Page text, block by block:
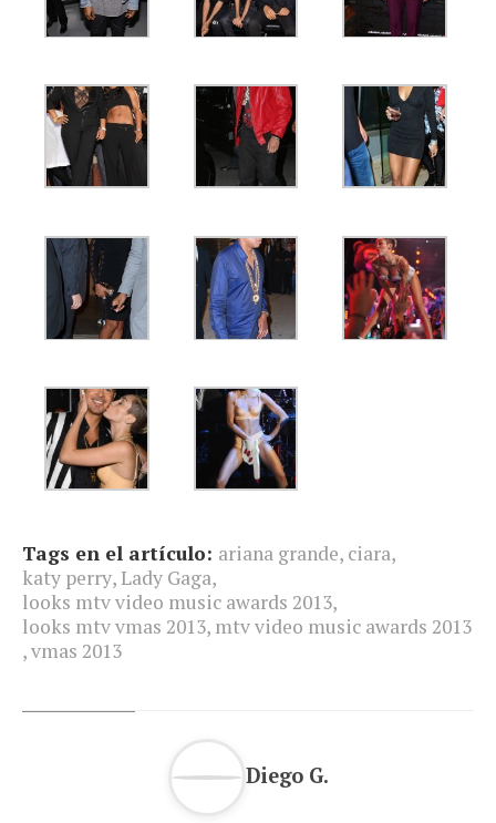
Tags en el artículo: ariana grande, ciara,
katy perry,Lady Gaga,
looks mtv video music awards 2013,
looks mtv vmas 2013, mtv video music awards 2013
,vmas 2013
Diego G.